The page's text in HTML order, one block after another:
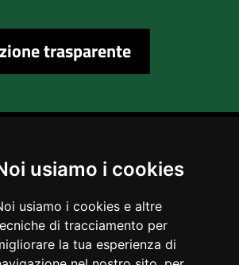
usiamo i cookies
usiamo i cookies e altre
di tracciamento per
la tua esperienza di
trasparente
dei dati personali